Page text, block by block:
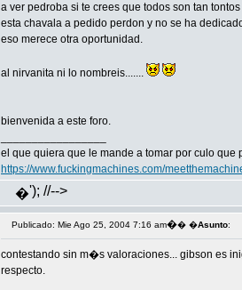
a ver pedroba si te crees que todos son tan
esta chavala a pedido perdon y no se ha
eso merece otra oportunidad.
al nirvanita ni lo nombreis.......
bienvenida a este foro.
el que quiera que le mande a tomar por culo que
https://www.fuckingmachines.com/
�'); //-->
Publicado: Mie Ago 25, 2004 7:16 am�� �Asunto:
contestando sin m�s valoraciones... gibson es
respecto.